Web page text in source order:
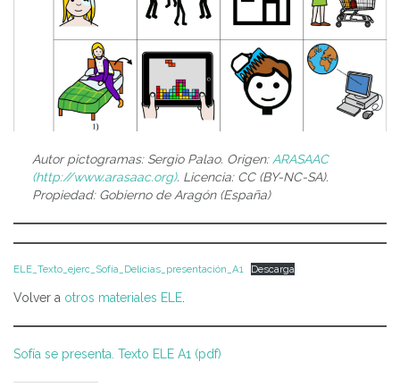
Autor pictogramas: Sergio Palao. Origen:ARASAAC
(http://www.arasaac.org). Licencia: CC (BY-NC-SA).
Propiedad: Gobierno de Aragón (España)
ELE_Texto_ejerc_Sofía_Delicias_presentación_A1 Descarga
Volver a otros materiales ELE.
Sofía se presenta. Texto ELE A1 (pdf)